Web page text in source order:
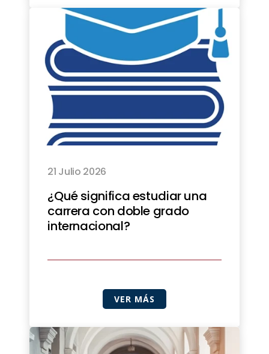
21 Julio 2026
¿Qué significa estudiar una
carrera con doble grado
internacional?
VER MÁS